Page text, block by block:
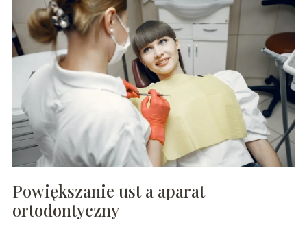
Powiększanie ust a aparat
ortodontyczny